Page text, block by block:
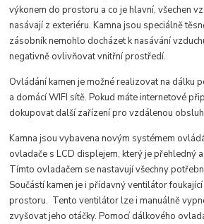
výkonem do prostoru a co je hlavní, všechen
nasávají z exteriéru. Kamna jsou speciálně
zásobník nemohlo docházet k nasávání
negativně ovlivňovat vnitřní prostředí.
Ovládání kamen je možné realizovat na dálku
a domácí WIFI sítě. Pokud máte internetové
dokupovat další zařízení pro vzdálenou
Kamna jsou vybavena novým systémem
ovladače s LCD displejem, který je přehledný
Tímto ovladačem se nastavují všechny
Součástí kamen je i přídavný ventilátor
prostoru. Tento ventilátor lze i manuálně
zvyšovat jeho otáčky. Pomocí dálkového